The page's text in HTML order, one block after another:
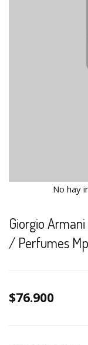
No hay
Giorgio
/ Perfumes Mp
$76.900